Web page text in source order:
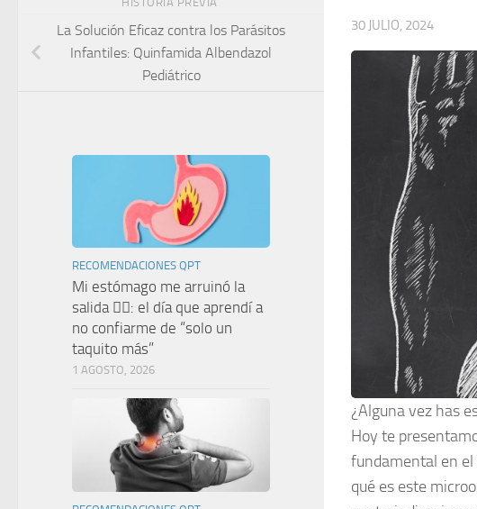
30 JULIO, 2024
¿Alguna vez has
Hoy te
fundamental en
qué es este
La Solución Eficaz contra los Parásitos
Infantiles: Quinfamida Albendazol
Pediátrico
RECOMENDACIONES QPT
Mi estómago me arruinó la
salida 🤦‍♀️: el día que aprendí a
no confiarme de “solo un
taquito más”
1 AGOSTO, 2026